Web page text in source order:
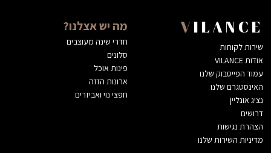
VILANCE
שירות לקוחות
אודות VILANCE
עמוד הפייסבוק שלנו
האינסטגרם שלנו
נציג אונליין
דרושים
הצהרת נגישות
מדיניות השירות שלנו
מה יש אצלנו?
חדרי שינה מעוצבים
סלונים
פינות אוכל
ארונות הזזה
חפצי נוי ואביזרים